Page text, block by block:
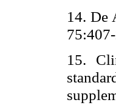
14. De
15.